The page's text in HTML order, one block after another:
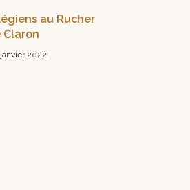
au Rucher
Claron
janvier 2022